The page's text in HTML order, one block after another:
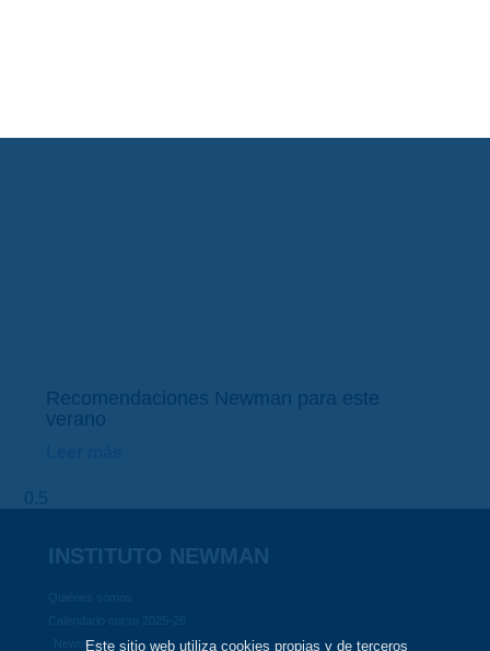
Recomendaciones Newman para este
verano
INSTITUTO NEWMAN
NewsletterEste sitio web utiliza cookies propias y de terceros